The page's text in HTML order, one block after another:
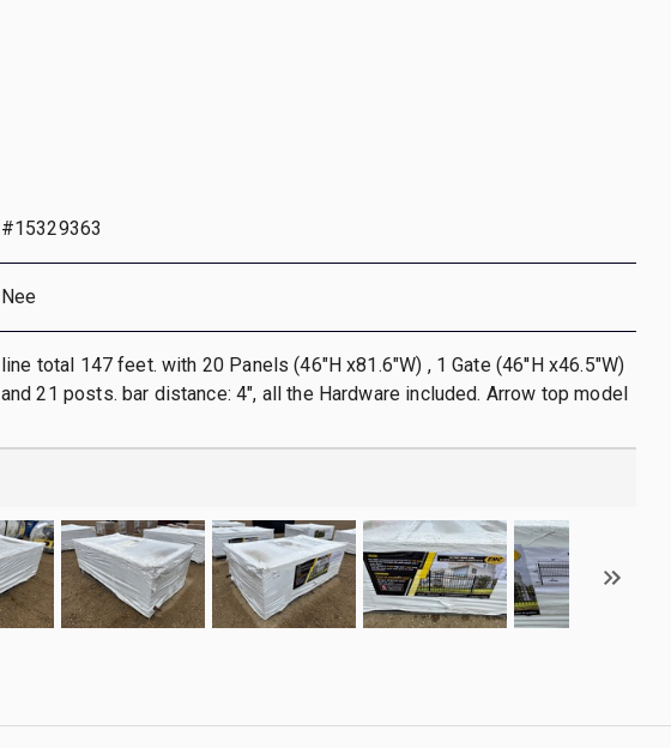
#15329363
Nee
line total 147 feet. with 20 Panels (46"H x81.6"W) , 1 Gate (46''H x46.5"W)
and 21 posts. bar distance: 4", all the Hardware included. Arrow top model